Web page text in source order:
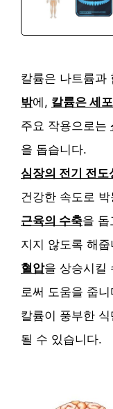
칼륨은 나트륨과
밖에, 칼륨은 세
주요 작용으로는
을 돕습니다.
심장의 전기 전도
건강한 속도로
근육의 수축을 돕
지지 않도록 해줍
혈압을 상승시킬
로써 도움을 줍니
칼륨이 풍부한 식
될 수 있습니다.